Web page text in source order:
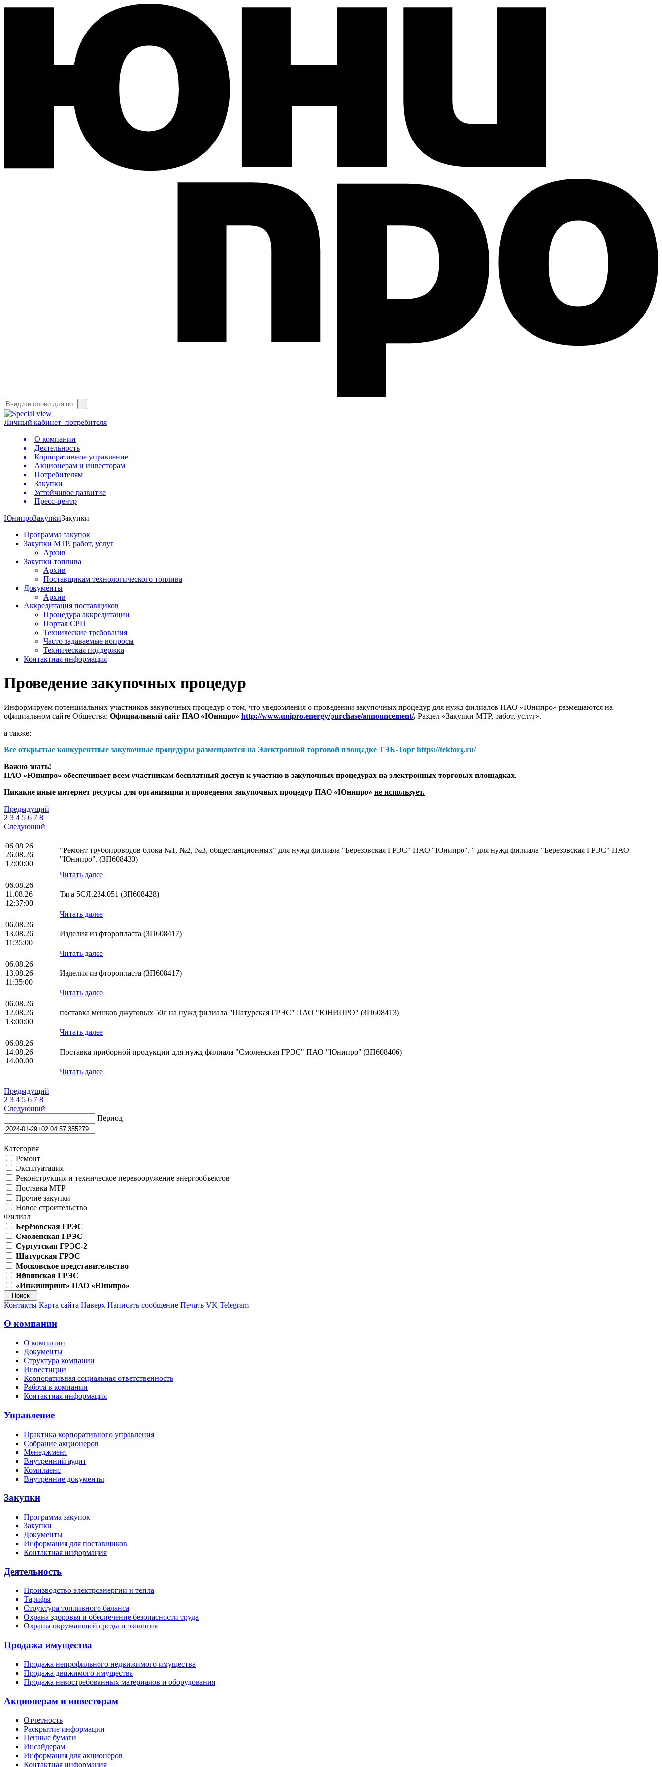
Личный кабинет потребителя
О компании
Деятельность
Корпоративное управление
Акционерам и инвесторам
Потребителям
Закупки
Устойчивое развитие
Пресс-центр
ЮнипроЗакупкиЗакупки
Программа закупок
Закупки МТР, работ, услуг
Архив
Закупки топлива
Архив
Поставщикам технологического топлива
Документы
Архив
Аккредитация поставщиков
Процедура аккредитации
Портал СРП
Технические требования
Часто задаваемые вопросы
Техническая поддержка
Контактная информация
Проведение закупочных процедур
Информируем потенциальных участников закупочных процедур о том, что уведомления о проведении закупочных процедур для нужд филиалов ПАО «Юнипро» размещаются на
официальном сайте Общества: Официальный сайт ПАО «Юнипро» http://www.unipro.energy/purchase/announcement/. Раздел «Закупки МТР, работ, услуг».
а также:
Все открытые конкурентные закупочные процедуры размещаются на Электронной торговой площадке ТЭК-Торг https://tektorg.ru/
Важно знать!
ПАО «Юнипро» обеспечивает всем участникам бесплатный доступ к участию в закупочных процедурах на электронных торговых площадках.
Никакие иные интернет ресурсы для организации и проведения закупочных процедур ПАО «Юнипро» не использует.
Предыдущий
2 3 4 5 6 7 8
Следующий
06.08.26
26.08.26
12:00:00
"Ремонт трубопроводов блока №1, №2, №3, общестанционных" для нужд филиала "Березовская ГРЭС" ПАО "Юнипро". " для нужд филиала "Березовская ГРЭС" ПАО
"Юнипро". (ЗП608430)
Читать далее
06.08.26
11.08.26
12:37:00
Тяга 5СЯ.234.051 (ЗП608428)
Читать далее
06.08.26
13.08.26
11:35:00
Изделия из фторопласта (ЗП608417)
Читать далее
06.08.26
13.08.26
11:35:00
Изделия из фторопласта (ЗП608417)
Читать далее
06.08.26
12.08.26
13:00:00
поставка мешков джутовых 50л на нужд филиала "Шатурская ГРЭС" ПАО "ЮНИПРО" (ЗП608413)
Читать далее
06.08.26
14.08.26
14:00:00
Поставка приборной продукции для нужд филиала "Смоленская ГРЭС" ПАО "Юнипро" (ЗП608406)
Читать далее
Предыдущий
2 3 4 5 6 7 8
Следующий
Период
Категория
Ремонт
Эксплуатация
Реконструкция и техническое перевооружение энергообъектов
Поставка МТР
Прочие закупки
Новое строительство
Филиал
Берёзовская ГРЭС
Смоленская ГРЭС
Сургутская ГРЭС-2
Шатурская ГРЭС
Московское представительство
Яйвинская ГРЭС
«Инжиниринг» ПАО «Юнипро»
Контакты Карта сайта Наверх Написать сообщение Печать VK Telegram
О компании
О компании
Документы
Структура компании
Инвестиции
Корпоративная социальная ответственность
Работа в компании
Контактная информация
Управление
Практика корпоративного управления
Собрание акционеров
Менеджмент
Внутренний аудит
Комплаенс
Внутренние документы
Закупки
Программа закупок
Закупки
Документы
Информация для поставщиков
Контактная информация
Деятельность
Производство электроэнергии и тепла
Тарифы
Структура топливного баланса
Охрана здоровья и обеспечение безопасности труда
Охраны окружающей среды и экология
Продажа имущества
Продажа непрофильного недвижимого имущества
Продажа движимого имущества
Продажа невостребованных материалов и оборудования
Акционерам и инвесторам
Отчетность
Раскрытие информации
Ценные бумаги
Инсайдерам
Информация для акционеров
Контактная информация